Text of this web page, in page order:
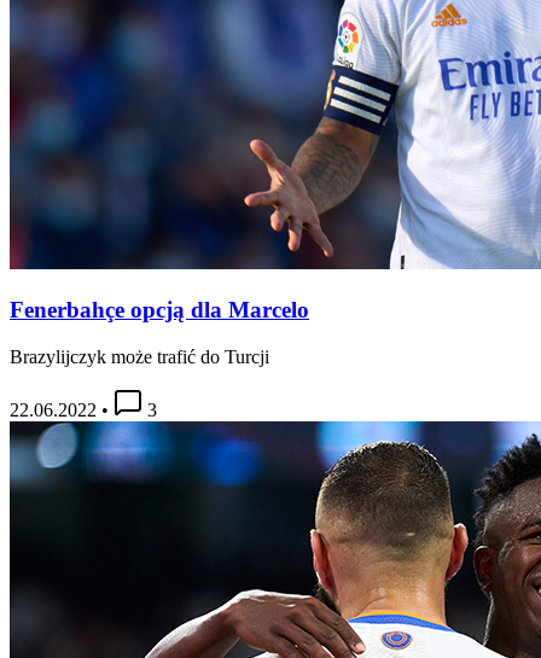
Fenerbahçe opcją dla Marcelo
Brazylijczyk może trafić do Turcji
22.06.2022 • 3